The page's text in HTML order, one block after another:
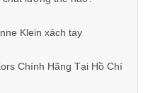
Klein xách tay
Chính Hãng Tại Hồ Chí